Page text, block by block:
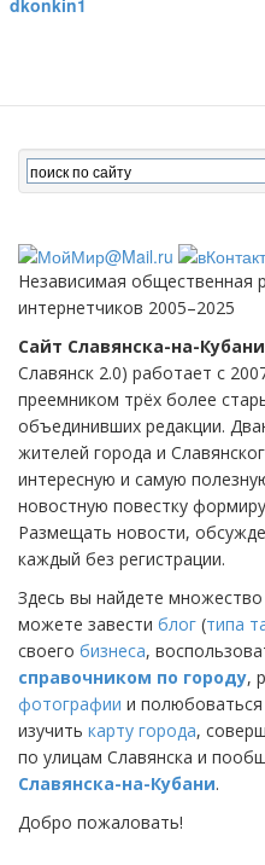
Независимая общественная
интернетчиков 2005–2025
Сайт Славянска-на-Кубани
Славянск 2.0) работает с
преемником трёх более
объединивших редакции.
жителей города и
интересную и самую
новостную повестку
Размещать новости,
каждый без регистрации.
Здесь вы найдете
можете завести блог (типа
своего бизнеса,
справочником по городу,
фотографии и
изучить карту города,
по улицам Славянска и
Славянска-на-Кубани.
Добро пожаловать!